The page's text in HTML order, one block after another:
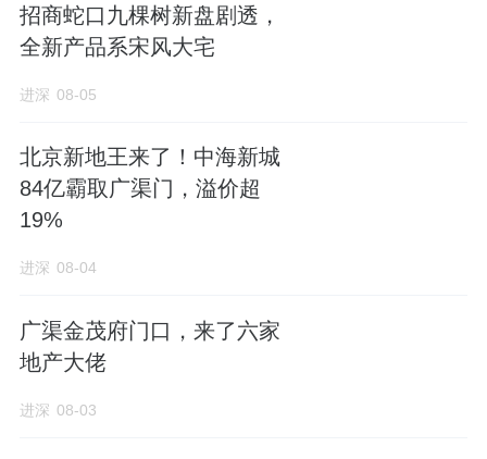
招商蛇口九棵树新盘剧透，
全新产品系宋风大宅
进深 08-05
北京新地王来了！中海新城
84亿霸取广渠门，溢价超
19%
进深 08-04
广渠金茂府门口，来了六家
地产大佬
进深 08-03